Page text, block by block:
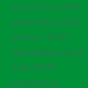
décembre 2025
novembre 2025
octobre 2025
septembre 2025
août 2025
juillet 2025